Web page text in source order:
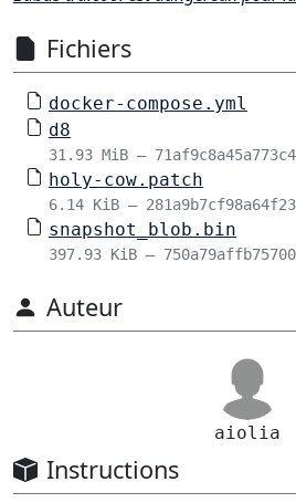
Fichiers
docker-compose.yml
d8
31.93 MiB –
holy-cow.patch
6.14 KiB –
snapshot_blob.bin
397.93 KiB –
Auteur
aiolia
Instructions